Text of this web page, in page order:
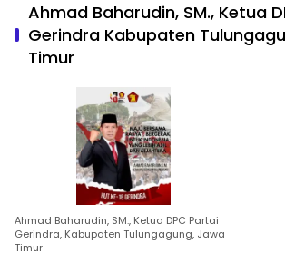
Ahmad Baharudin, SM., Ketua
Gerindra Kabupaten
Timur
Ahmad Baharudin, SM., Ketua DPC Partai
Gerindra, Kabupaten Tulungagung, Jawa
Timur